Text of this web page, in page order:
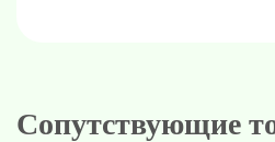
Сопутствующие